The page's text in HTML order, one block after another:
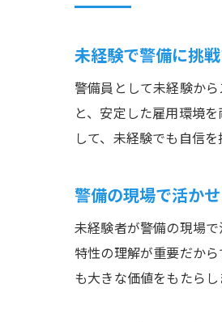
未経験で警備に挑
警備員として未経験か
と、安定した雇用環境
して、未経験でも自信
警備の現場で活か
未経験者が警備の現場
特性の理解が重要だか
も大きな価値をもたらし